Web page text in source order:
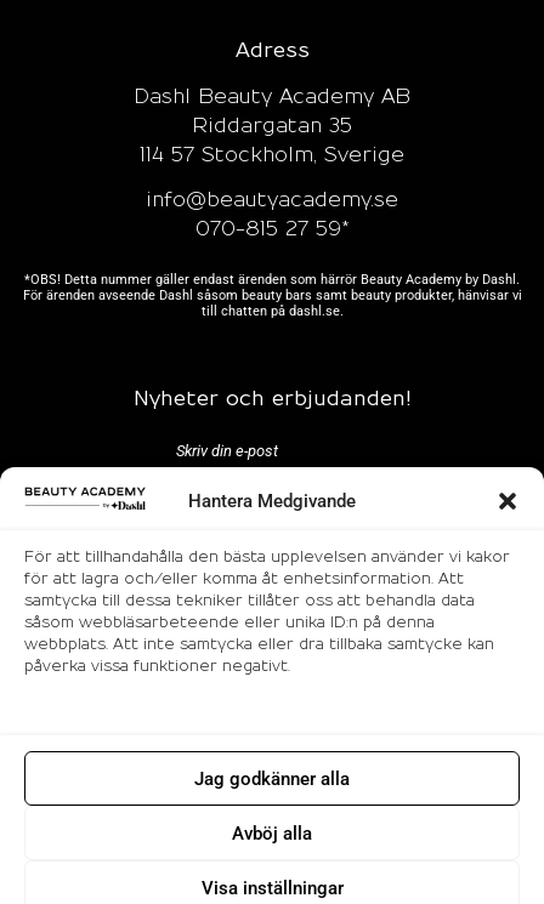
Hantera Medgivande
För att tillhandahålla den bästa upplevelsen använder vi kakor
för att lagra och/eller komma åt enhetsinformation. Att
samtycka till dessa tekniker tillåter oss att behandla data
såsom webbläsarbeteende eller unika ID:n på denna
webbplats. Att inte samtycka eller dra tillbaka samtycke kan
påverka vissa funktioner negativt.
Jag godkänner alla
Avböj alla
Visa inställningar
Adress
Dashl Beauty Academy AB
Riddargatan 35
114 57 Stockholm, Sverige
info@beautyacademy.se
070-815 27 59*
*OBS! Detta nummer gäller endast ärenden som härrör Beauty Academy by Dashl.
För ärenden avseende Dashl såsom beauty bars samt beauty produkter, hänvisar vi
till chatten på dashl.se.
Nyheter och erbjudanden!
Följ oss
© 2026 Makeup utbildning i Stockholm |